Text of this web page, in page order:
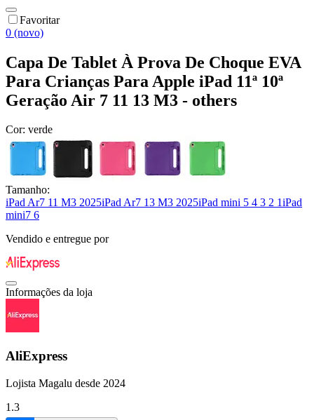
Favoritar
0 (novo)
Capa De Tablet À Prova De Choque EVA
Para Crianças Para Apple iPad 11ª 10ª
Geração Air 7 11 13 M3 - others
Cor: verde
Tamanho:
iPad Ar7 11 M3 2025iPad Ar7 13 M3 2025iPad mini 5 4 3 2 1iPad
mini7 6
Vendido e entregue por
Informações da loja
AliExpress
Lojista Magalu desde 2024
1.3